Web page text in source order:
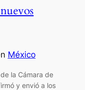
México
la Cámara de
y envió a los